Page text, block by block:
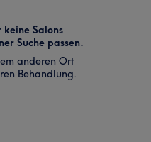
Salons
Suche passen.
anderen Ort
Behandlung.